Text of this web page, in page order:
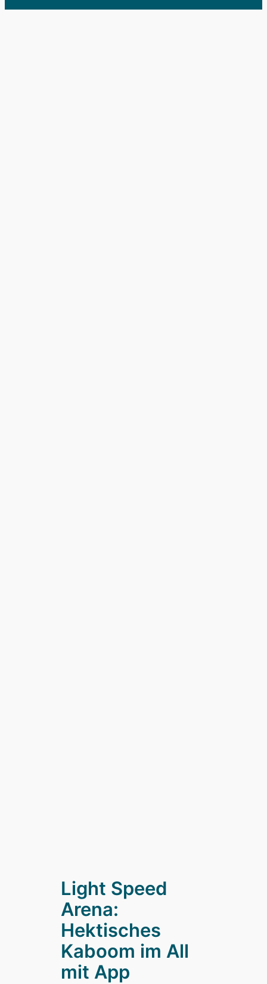
Light Speed
Arena:
Hektisches
Kaboom im All
mit App